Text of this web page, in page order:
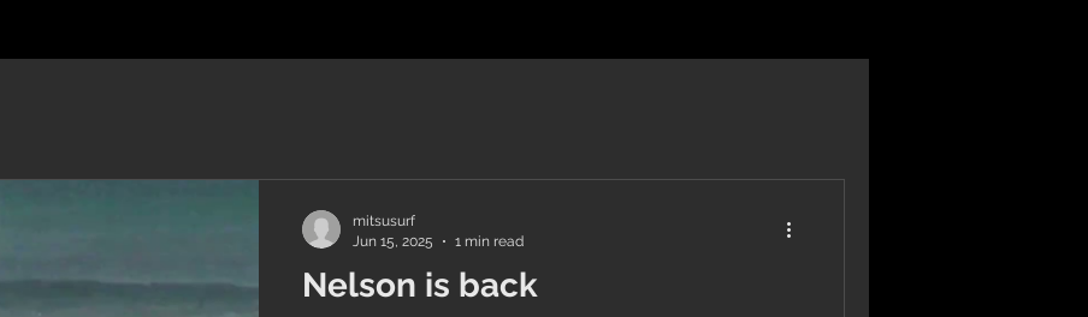
Nelson is back
mitsusurf
Jun 15, 2025
1 min read